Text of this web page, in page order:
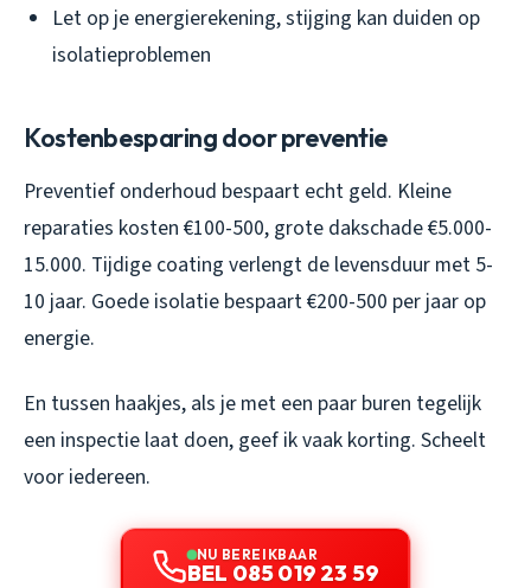
Let op je energierekening, stijging kan duiden op
isolatieproblemen
Kostenbesparing door preventie
Preventief onderhoud bespaart echt geld. Kleine
reparaties kosten €100-500, grote dakschade €5.000-
15.000. Tijdige coating verlengt de levensduur met 5-
10 jaar. Goede isolatie bespaart €200-500 per jaar op
energie.
En tussen haakjes, als je met een paar buren tegelijk
een inspectie laat doen, geef ik vaak korting. Scheelt
voor iedereen.
NU BEREIKBAAR
BEL 085 019 23 59